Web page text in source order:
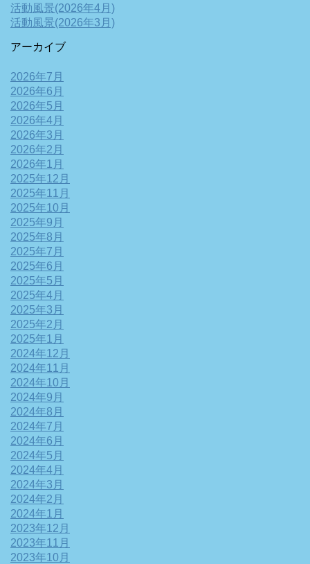
活動風景(2026年4月)
活動風景(2026年3月)
アーカイブ
2026年7月
2026年6月
2026年5月
2026年4月
2026年3月
2026年2月
2026年1月
2025年12月
2025年11月
2025年10月
2025年9月
2025年8月
2025年7月
2025年6月
2025年5月
2025年4月
2025年3月
2025年2月
2025年1月
2024年12月
2024年11月
2024年10月
2024年9月
2024年8月
2024年7月
2024年6月
2024年5月
2024年4月
2024年3月
2024年2月
2024年1月
2023年12月
2023年11月
2023年10月